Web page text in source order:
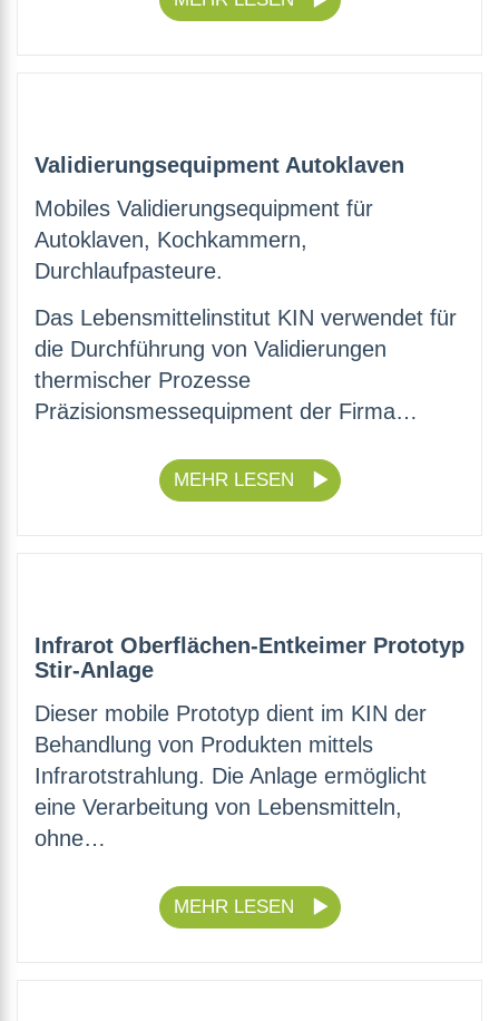
Validierungsequipment Autoklaven
Mobiles Validierungsequipment für
Autoklaven, Kochkammern,
Durchlaufpasteure.
Das Lebensmittelinstitut KIN verwendet für
die Durchführung von Validierungen
thermischer Prozesse
Präzisionsmessequipment der Firma…
MEHR LESEN
Infrarot Oberflächen-Entkeimer Prototyp
Stir-Anlage
Dieser mobile Prototyp dient im KIN der
Behandlung von Produkten mittels
Infrarotstrahlung. Die Anlage ermöglicht
eine Verarbeitung von Lebensmitteln,
ohne…
MEHR LESEN